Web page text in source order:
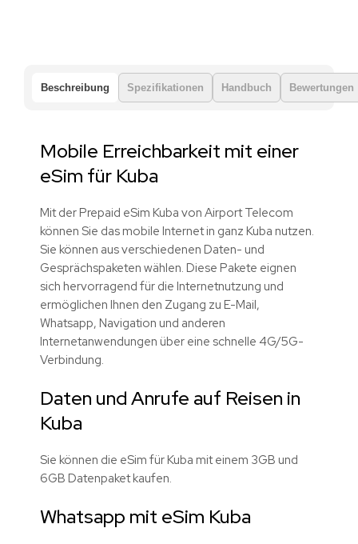
Beschreibung Spezifikationen Handbuch Bewertungen
Mobile Erreichbarkeit mit einer
eSim für Kuba
Mit der Prepaid eSim Kuba von Airport Telecom
können Sie das mobile Internet in ganz Kuba nutzen.
Sie können aus verschiedenen Daten- und
Gesprächspaketen wählen. Diese Pakete eignen
sich hervorragend für die Internetnutzung und
ermöglichen Ihnen den Zugang zu E-Mail,
Whatsapp, Navigation und anderen
Internetanwendungen über eine schnelle 4G/5G-
Verbindung.
Daten und Anrufe auf Reisen in
Kuba
Sie können die eSim für Kuba mit einem 3GB und
6GB Datenpaket kaufen.
Whatsapp mit eSim Kuba